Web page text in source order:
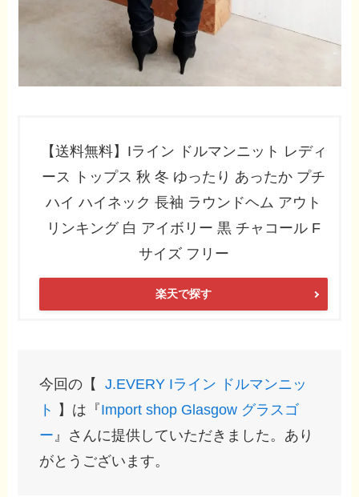
【送料無料】Iライン ドルマンニット レディ
ース トップス 秋 冬 ゆったり あったか プチ
ハイ ハイネック 長袖 ラウンドヘム アウト
リンキング 白 アイボリー 黒 チャコール F
サイズ フリー
楽天で探す
今回の【J.EVERY Iライン ドルマンニッ
ト 】は『Import shop Glasgow グラスゴ
ー 』さんに提供していただきました。あり
がとうございます。